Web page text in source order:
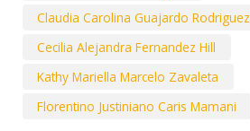
Claudia Carolina Guajardo Rodriguez
Cecilia Alejandra Fernandez Hill
Kathy Mariella Marcelo Zavaleta
Florentino Justiniano Caris Mamani